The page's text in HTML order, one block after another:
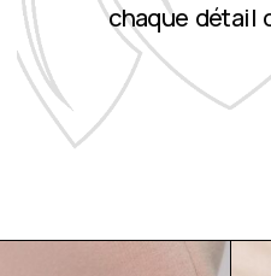
chaque détail